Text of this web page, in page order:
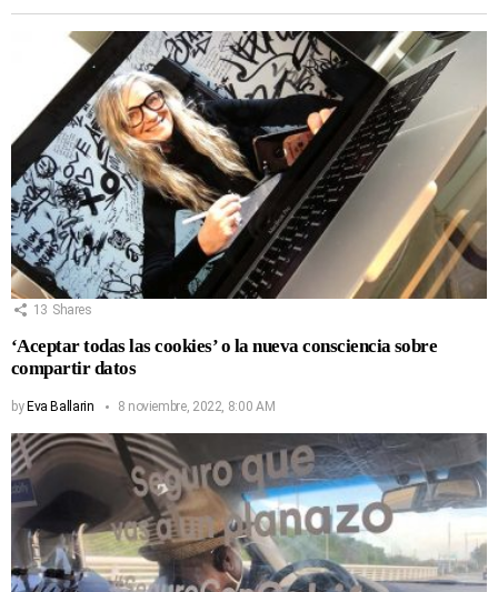
13 Shares
‘Aceptar todas las cookies’ o la nueva consciencia sobre
compartir datos
by Eva Ballarin 8 noviembre, 2022, 8:00 AM